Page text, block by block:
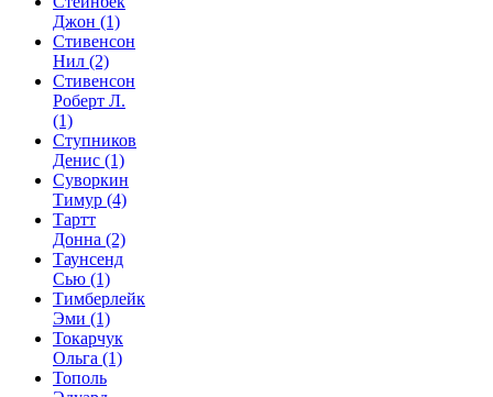
Джон (1)
Стивенсон
Нил (2)
Стивенсон
Роберт Л.
(1)
Ступников
Денис (1)
Суворкин
Тимур (4)
Тартт
Донна (2)
Таунсенд
Сью (1)
Тимберлейк
Эми (1)
Токарчук
Ольга (1)
Тополь